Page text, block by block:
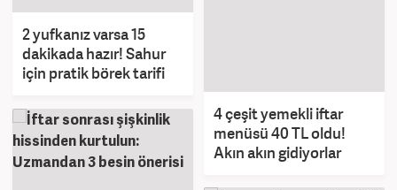
2 yufkanız varsa 15
dakikada hazır! Sahur
için pratik börek tarifi
4 çeşit yemekli iftar
menüsü 40 TL oldu!
Akın akın gidiyorlar